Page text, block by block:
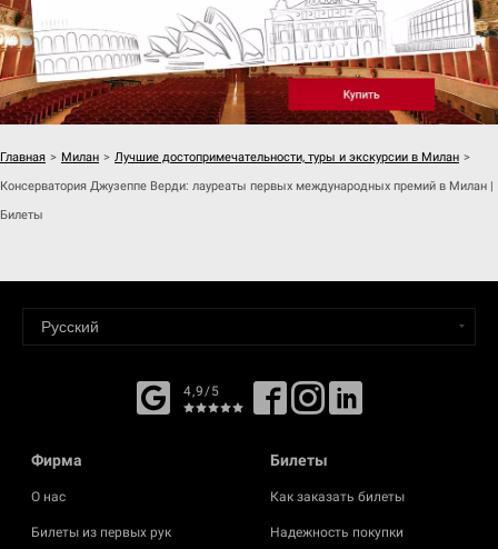
Главная > Милан > Лучшие достопримечательности, туры и экскурсии в Милан >
Консерватория Джузеппе Верди: лауреаты первых международных премий в Милан |
Билеты
4,9/5
Фирма
О нас
Билеты из первых рук
Билеты
Как заказать билеты
Надежность покупки